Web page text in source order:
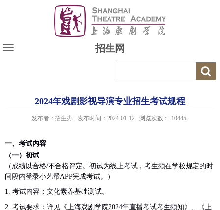
招生网
2024年戏剧影视导演专业招生考试规程
发布者：招生办 发布时间：2024-01-12 浏览次数： 10445
一、考试内容
（一）初试
（成绩以合格/不合格评定。初试为线上考试，考生须在学校规定的时
间段内登录小艺帮APP完成考试。）
1. 考试内容：文化素养基础测试。
2. 考试要求：详见 《上海戏剧学院2024年直播考试考生须知》
《上